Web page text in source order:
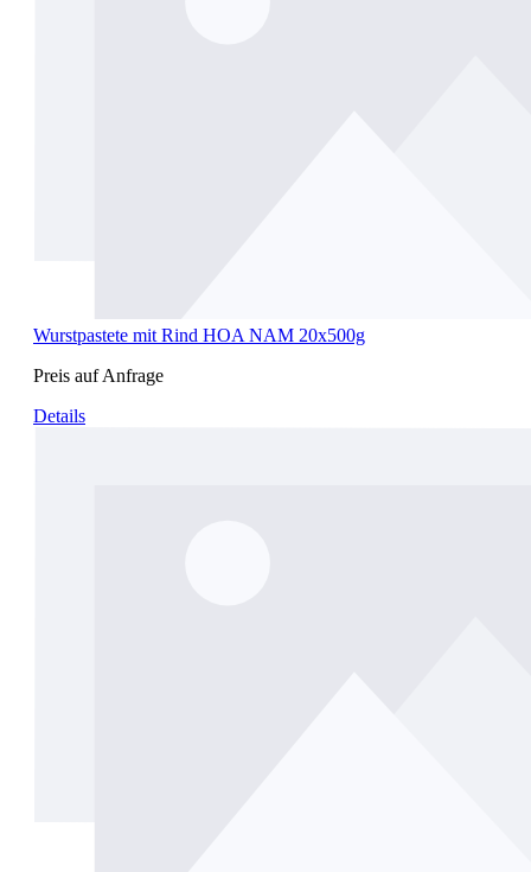
Wurstpastete mit Rind HOA NAM 20x500g
Preis auf Anfrage
Details